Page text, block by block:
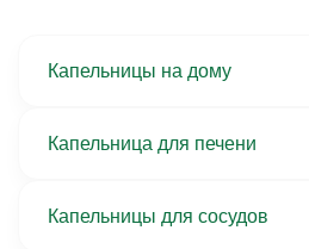
Капельницы на дому
Капельница для печени
Капельницы для сосудов